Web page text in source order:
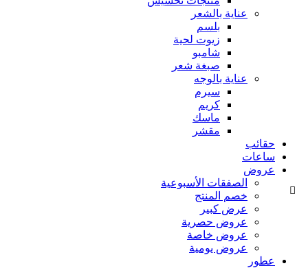
عناية بالشعر
بلسم
زيوت لحية
شامبو
صبغة شعر
عناية بالوجه
سيرم
كريم
ماسك
مقشر
حقائب
ساعات
عروض
الصفقات الأسبوعية
خصم المنتج
عرض كبير
عروض حصرية
عروض خاصة
عروض يومية
عطور